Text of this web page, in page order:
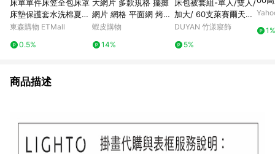
床單單件床笠全包床罩
床墊保護套水洗棉夏季
母嬰水洗棉床笠三件套
東森購物 ETMall
0.5%
大網片 多款規格 擺攤
網片 網格 平面網 烤漆
網片 鐵網 夜市網片 大
網格掛籃 網片 鐵網格
蝦皮購物
14%
床包被套組-單人/雙人/
加大/ 60支萊賽爾天絲
/ 芝麻霧灰 台灣製
DUYAN 竹漾寢飾
5%
加大
1%
商品描述